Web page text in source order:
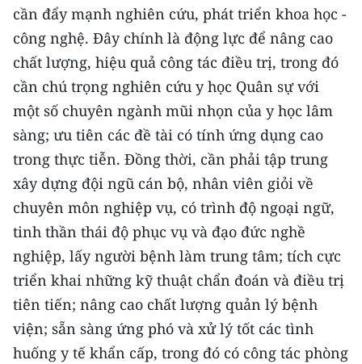
ENGLISH
中文
FRANÇAIS
РУССКИЙ
ESPAÑOL
한국어
cần đẩy mạnh nghiên cứu, phát triển khoa học -
công nghệ. Đây chính là động lực để nâng cao
chất lượng, hiệu quả công tác điều trị, trong đó
cần chú trọng nghiên cứu y học Quân sự với
một số chuyên ngành mũi nhọn của y học lâm
sàng; ưu tiên các đề tài có tính ứng dụng cao
trong thực tiễn. Đồng thời, cần phải tập trung
xây dựng đội ngũ cán bộ, nhân viên giỏi về
chuyên môn nghiệp vụ, có trình độ ngoại ngữ,
tinh thần thái độ phục vụ và đạo đức nghề
nghiệp, lấy người bệnh làm trung tâm; tích cực
triển khai những kỹ thuật chẩn đoán và điều trị
tiên tiến; nâng cao chất lượng quản lý bệnh
viện; sẵn sàng ứng phó và xử lý tốt các tình
huống y tế khẩn cấp, trong đó có công tác phòng